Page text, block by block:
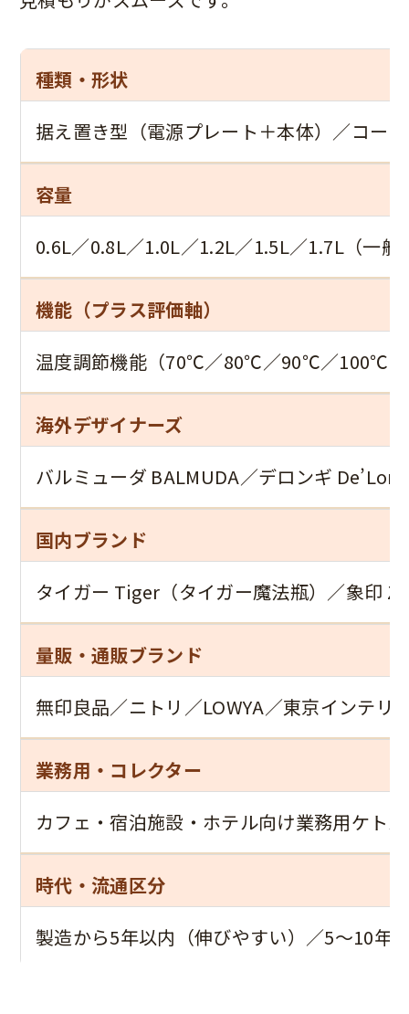
種類・形状
据え置き型（電源プレート＋本体）／コー
容量
0.6L／0.8L／1.0L／1.2L／1.5L／1.7L（一
機能（プラス評価軸）
温度調節機能（70℃／80℃／90℃／100℃の
海外デザイナーズ
バルミューダ BALMUDA／デロンギ
国内ブランド
タイガー Tiger（タイガー魔法瓶）／象印
量販・通販ブランド
無印良品／ニトリ／LOWYA／東京インテ
業務用・コレクター
カフェ・宿泊施設・ホテル向け業務用ケト
時代・流通区分
製造から5年以内（伸びやすい）／5〜10年